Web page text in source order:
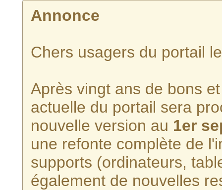
Annonce
Chers usagers du portail
Après vingt ans de bons
actuelle du portail sera
nouvelle version au 1er
une refonte complète de
supports (ordinateurs,
également de nouvelles